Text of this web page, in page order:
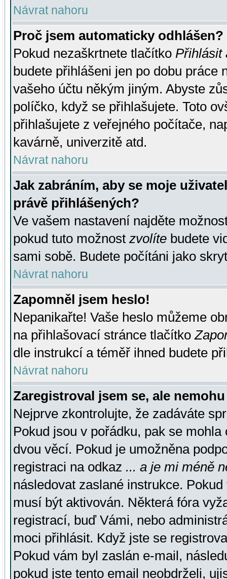
Návrat nahoru
Proč jsem automaticky odhlášen?
Pokud nezaškrtnete tlačítko Přihlásit
budete přihlášeni jen po dobu práce
vašeho účtu někým jiným. Abyste
políčko, když se přihlašujete. Toto
přihlašujete z veřejného počítače,
kavárně, univerzitě atd.
Návrat nahoru
Jak zabráním, aby se moje
právě přihlášených?
Ve vašem nastavení najděte
pokud tuto možnost zvolíte budete
sami sobě. Budete počítáni jako
Návrat nahoru
Zapomněl jsem heslo!
Nepanikařte! Vaše heslo můžeme
na přihlašovací stránce tlačítko
dle instrukcí a téměř ihned budete
Návrat nahoru
Zaregistroval jsem se, ale
Nejprve zkontrolujte, že zadáváte
Pokud jsou v pořádku, pak se
dvou věcí. Pokud je umožněna
registraci na odkaz ... a je mi méně
následovat zaslané instrukce.
musí být aktivován. Některá fóra
registrací, buď Vámi, nebo
moci přihlásit. Když jste se
Pokud vám byl zaslán e-mail,
pokud jste tento email neobdrželi,